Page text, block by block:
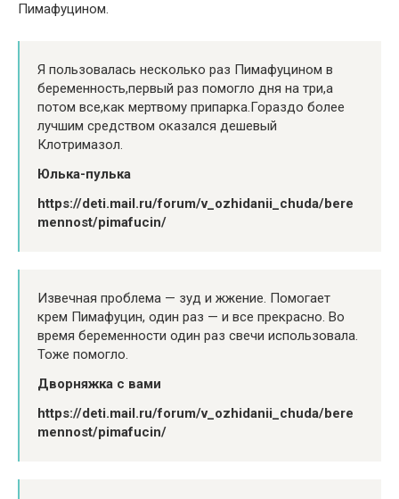
Пимафуцином.
Я пользовалась несколько раз Пимафуцином в
беременность,первый раз помогло дня на три,а
потом все,как мертвому припарка.Гораздо более
лучшим средством оказался дешевый
Клотримазол.
Юлька-пулька
https://deti.mail.ru/forum/v_ozhidanii_chuda/bere
mennost/pimafucin/
Извечная проблема — зуд и жжение. Помогает
крем Пимафуцин, один раз — и все прекрасно. Во
время беременности один раз свечи использовала.
Тоже помогло.
Дворняжка с вами
https://deti.mail.ru/forum/v_ozhidanii_chuda/bere
mennost/pimafucin/